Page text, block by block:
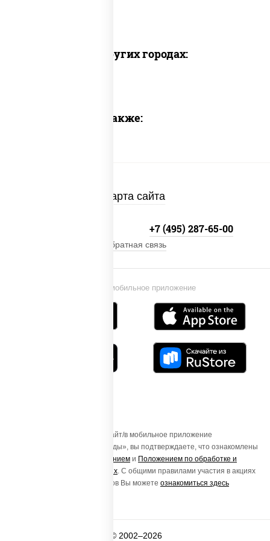
Доставка в других городах:
Предлагаем также:
Карта сайта
Установи мобильное приложение
+7 (495) 287-65-00
Обратная связь
Осуществляя вход на этот Сайт/в мобильное приложение
«ПиццаСушиВок - доставка еды», вы подтверждаете, что ознакомлены
Пользовательским соглашением и Положением по обработке и
защите персональных данных. С общими правилами участия в акциях
и порядке получения подарков Вы можете ознакомиться здесь
© 2002–2026